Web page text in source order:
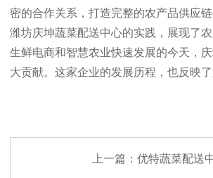
密的合作关系，打造完整的农产品供应
潍坊庆坤蔬菜配送中心的实践，展现了
生鲜电商和智慧农业快速发展的今天，
大贡献。这家企业的发展历程，也反映
上一篇： 优特蔬菜配送